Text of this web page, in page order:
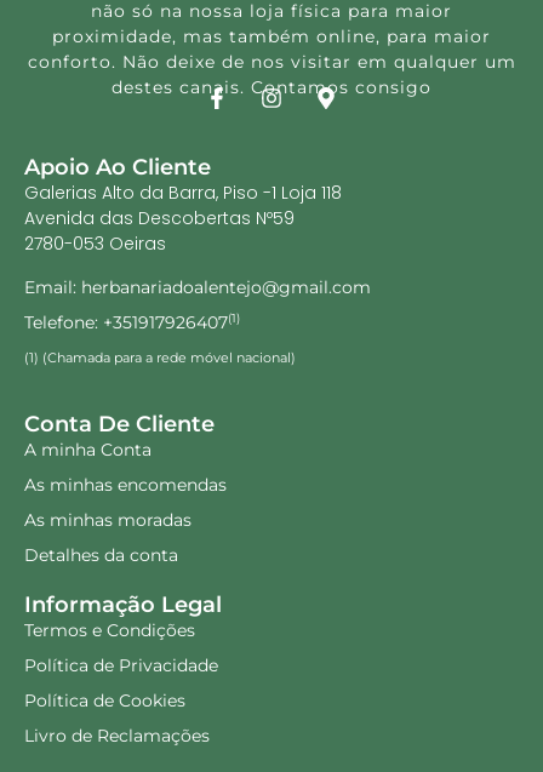
não só na nossa loja física para maior
proximidade, mas também online, para maior
conforto. Não deixe de nos visitar em qualquer um
destes canais. Contamos consigo
Apoio Ao Cliente
Galerias Alto da Barra, Piso -1 Loja 118
Avenida das Descobertas Nº59
2780-053 Oeiras
Email: herbanariadoalentejo@gmail.com
Telefone: +351917926407(1)
(1) (Chamada para a rede móvel nacional)
Conta De Cliente
A minha Conta
As minhas encomendas
As minhas moradas
Detalhes da conta
Informação Legal
Termos e Condições
Política de Privacidade
Política de Cookies
Livro de Reclamações